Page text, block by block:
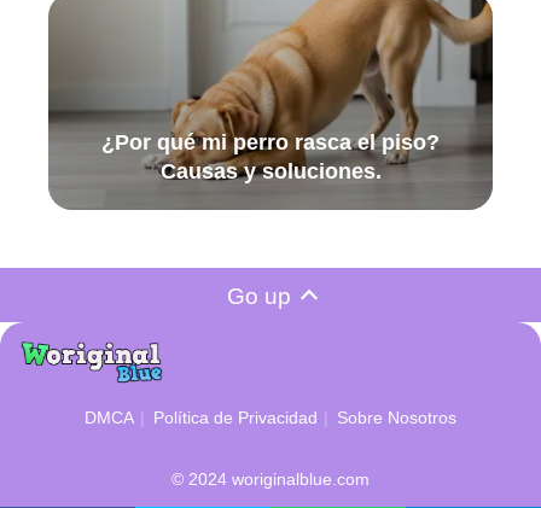
¿Por qué mi perro rasca el piso?
Causas y soluciones.
Go up
DMCA Política de Privacidad Sobre Nosotros
© 2024 woriginalblue.com